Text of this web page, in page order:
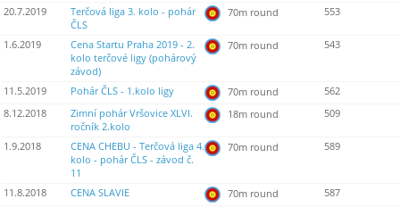
20.7.2019
Terčová liga 3. kolo - pohár
ČLS
70m round 553
1.6.2019
Cena Startu Praha 2019 - 2.
kolo terčové ligy (pohárový
závod)
70m round 543
11.5.2019 Pohár ČLS - 1.kolo ligy 70m round
562
8.12.2018
Zimní pohár Vršovice XLVI.
ročník 2.kolo
18m round 509
1.9.2018
CENA CHEBU - Terčová liga 4.
kolo - pohár ČLS - závod č.
11
70m round 589
11.8.2018 CENA SLAVIE 70m round
587